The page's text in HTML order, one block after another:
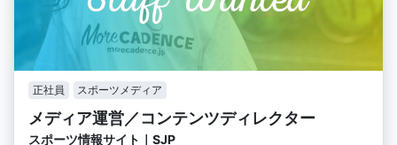
正社員 スポーツメディア
メディア運営／コンテンツディレクター
スポーツ情報サイト｜SJP